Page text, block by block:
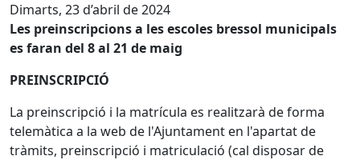
Dimarts, 23 d’abril de 2024
Les preinscripcions a les escoles bressol municipals
es faran del 8 al 21 de maig
PREINSCRIPCIÓ
La preinscripció i la matrícula es realitzarà de forma
telemàtica a la web de l'Ajuntament en l'apartat de
tràmits, preinscripció i matriculació (cal disposar de